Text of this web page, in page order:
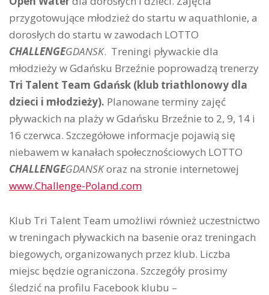
przygotowujące młodzież do startu w aquathlonie, a
dorosłych do startu w zawodach LOTTO
CHALLENGEGDANSK. Treningi pływackie dla
młodzieży w Gdańsku Brzeźnie poprowadzą trenerzy
Tri Talent Team Gdańsk (klub triathlonowy dla
dzieci i młodzieży). Planowane terminy zajęć
pływackich na plaży w Gdańsku Brzeźnie to 2, 9, 14 i
16 czerwca. Szczegółowe informacje pojawią się
niebawem w kanałach społecznościowych LOTTO
CHALLENGEGDANSKoraz na stronie internetowej
www.Challenge-Poland.com
Klub Tri Talent Team umożliwi również uczestnictwo
w treningach pływackich na basenie oraz treningach
biegowych, organizowanych przez klub. Liczba
miejsc będzie ograniczona. Szczegóły prosimy
śledzić na profilu Facebook klubu –